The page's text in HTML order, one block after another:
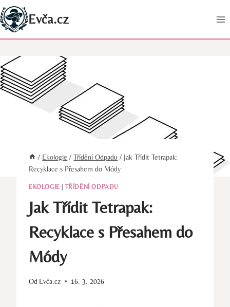
Přeskočit
na
obsah
Evča.cz
/ Ekologie / Třídění Odpadu / Jak Třídit Tetrapak:
Recyklace s Přesahem do Módy
EKOLOGIE TŘÍDĚNÍ ODPADU
Jak Třídit Tetrapak:
Recyklace s Přesahem do
Módy
Od Evča.cz 16. 3. 2026